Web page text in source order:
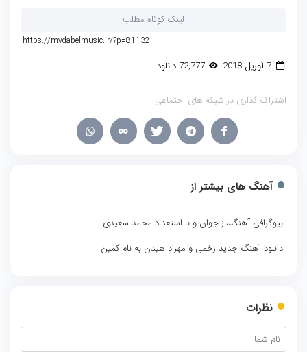
لینک کوتاه مطلب
7 آوریل 2018 72,777 دانلود
اشتراک گذاری در شبکه های اجتماعی
آهنگ های بیشتر از
بیوگرافی آهنگساز جوان و با استعداد محمد سعیدی
دانلود آهنگ جدید زخمی و مهراد هیدن به نام کمین
نظرات